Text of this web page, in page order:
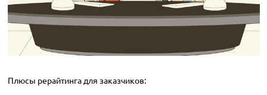
Плюсы рерайтинга для заказчиков: